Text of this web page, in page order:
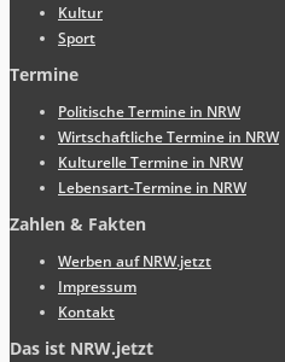
Kultur
Sport
Termine
Politische Termine in NRW
Wirtschaftliche Termine in NRW
Kulturelle Termine in NRW
Lebensart-Termine in NRW
Zahlen & Fakten
Werben auf NRW.jetzt
Impressum
Kontakt
Das ist NRW.jetzt